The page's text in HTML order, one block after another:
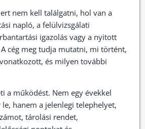
nem kell találgatni, hol van a
napló, a felülvizsgálati
igazolás vagy a nyitott
cég meg tudja mutatni, mi történt,
és milyen további
a működést. Nem egy évekkel
hanem a jelenlegi telephelyet,
tárolási rendet,